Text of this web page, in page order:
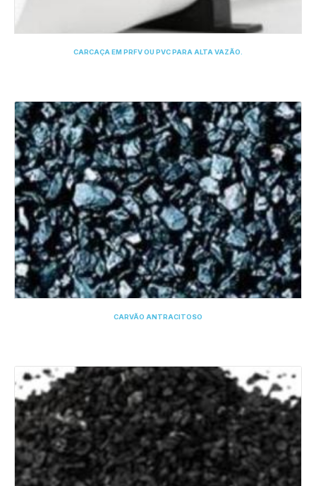
CARCAÇA EM PRFV OU PVC PARA ALTA VAZÃO.
CARVÃO ANTRACITOSO